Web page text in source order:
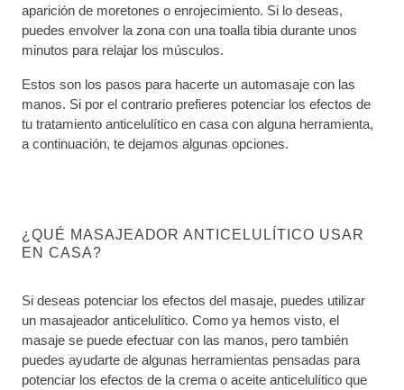
aparición de moretones o enrojecimiento. Si lo deseas,
puedes envolver la zona con una toalla tibia durante unos
minutos para relajar los músculos.
Estos son los pasos para hacerte un automasaje con las
manos. Si por el contrario prefieres potenciar los efectos de
tu tratamiento anticelulítico en casa con alguna herramienta,
a continuación, te dejamos algunas opciones.
¿QUÉ MASAJEADOR ANTICELULÍTICO USAR
EN CASA?
Si deseas potenciar los efectos del masaje, puedes utilizar
un masajeador anticelulítico. Como ya hemos visto, el
masaje se puede efectuar con las manos, pero también
puedes ayudarte de algunas herramientas pensadas para
potenciar los efectos de la crema o aceite anticelulítico que